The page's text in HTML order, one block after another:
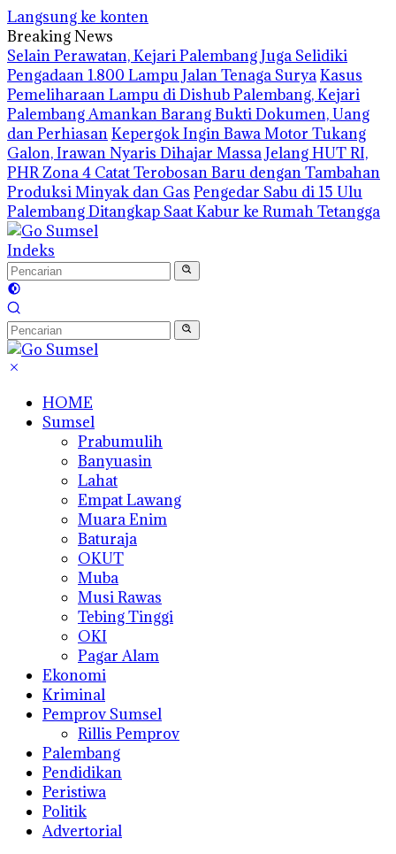
Langsung ke konten
Breaking News
Selain Perawatan, Kejari Palembang Juga Selidiki
Pengadaan 1.800 Lampu Jalan Tenaga SuryaKasus
Pemeliharaan Lampu di Dishub Palembang, Kejari
Palembang Amankan Barang Bukti Dokumen, Uang
dan PerhiasanKepergok Ingin Bawa Motor Tukang
Galon, Irawan Nyaris Dihajar MassaJelang HUT RI,
PHR Zona 4 Catat Terobosan Baru dengan Tambahan
Produksi Minyak dan Gas Pengedar Sabu di 15 Ulu
Palembang Ditangkap Saat Kabur ke Rumah Tetangga
Indeks
HOME
Sumsel
Prabumulih
Banyuasin
Lahat
Empat Lawang
Muara Enim
Baturaja
OKUT
Muba
Musi Rawas
Tebing Tinggi
OKI
Pagar Alam
Ekonomi
Kriminal
Pemprov Sumsel
Rillis Pemprov
Palembang
Pendidikan
Peristiwa
Politik
Advertorial